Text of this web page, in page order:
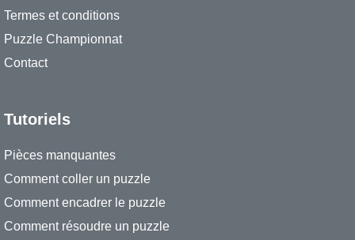
Termes et conditions
Puzzle Championnat
Contact
Tutoriels
Pièces manquantes
Comment coller un puzzle
Comment encadrer le puzzle
Comment résoudre un puzzle